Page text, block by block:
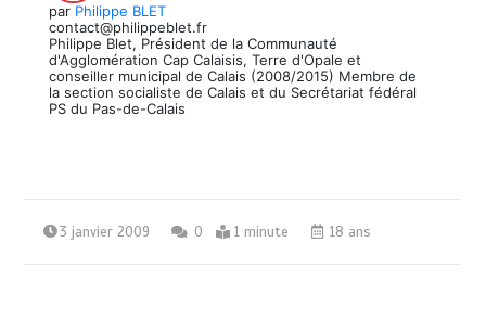
par Philippe BLET
contact@philippeblet.fr
Philippe Blet, Président de la Communauté
d'Agglomération Cap Calaisis, Terre d'Opale et
conseiller municipal de Calais (2008/2015) Membre de
la section socialiste de Calais et du Secrétariat fédéral
PS du Pas-de-Calais
3 janvier 2009 0 1 minute 18 ans